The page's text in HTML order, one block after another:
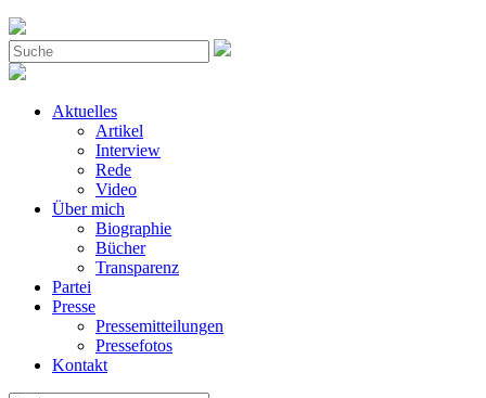
Aktuelles
Artikel
Interview
Rede
Video
Über mich
Biographie
Bücher
Transparenz
Partei
Presse
Pressemitteilungen
Pressefotos
Kontakt